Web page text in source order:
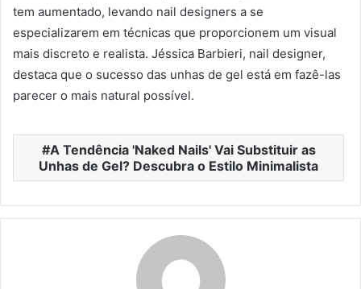
tem aumentado, levando nail designers a se
especializarem em técnicas que proporcionem um visual
mais discreto e realista. Jéssica Barbieri, nail designer,
destaca que o sucesso das unhas de gel está em fazê-las
parecer o mais natural possível.
A Tendência 'Naked Nails' Vai Substituir as
Unhas de Gel? Descubra o Estilo Minimalista